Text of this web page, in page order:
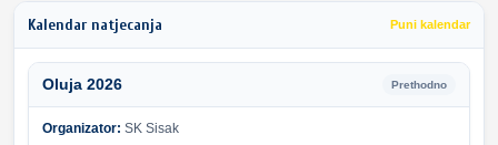
Kalendar natjecanja Puni kalendar
Oluja 2026 Prethodno
Organizator: SK Sisak